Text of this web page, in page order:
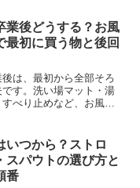
業後どうする？お風
最初に買う物と後回
は、最初から全部そろ
す。洗い場マット・湯
べり止めなど、お風呂
ます。
いつから？ストロ
スパウトの選び方と
番